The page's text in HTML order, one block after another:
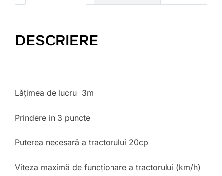
DESCRIERE
Lățimea de lucru 3m
Prindere in 3 puncte
Puterea necesară a tractorului 20cp
Viteza maximă de funcționare a tractorului (km/h)